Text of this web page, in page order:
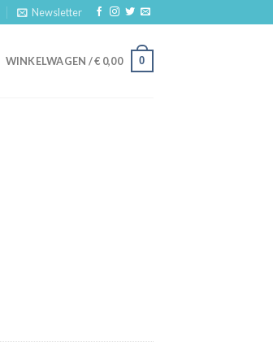
Newsletter
WINKELWAGEN /€ 0,00 0